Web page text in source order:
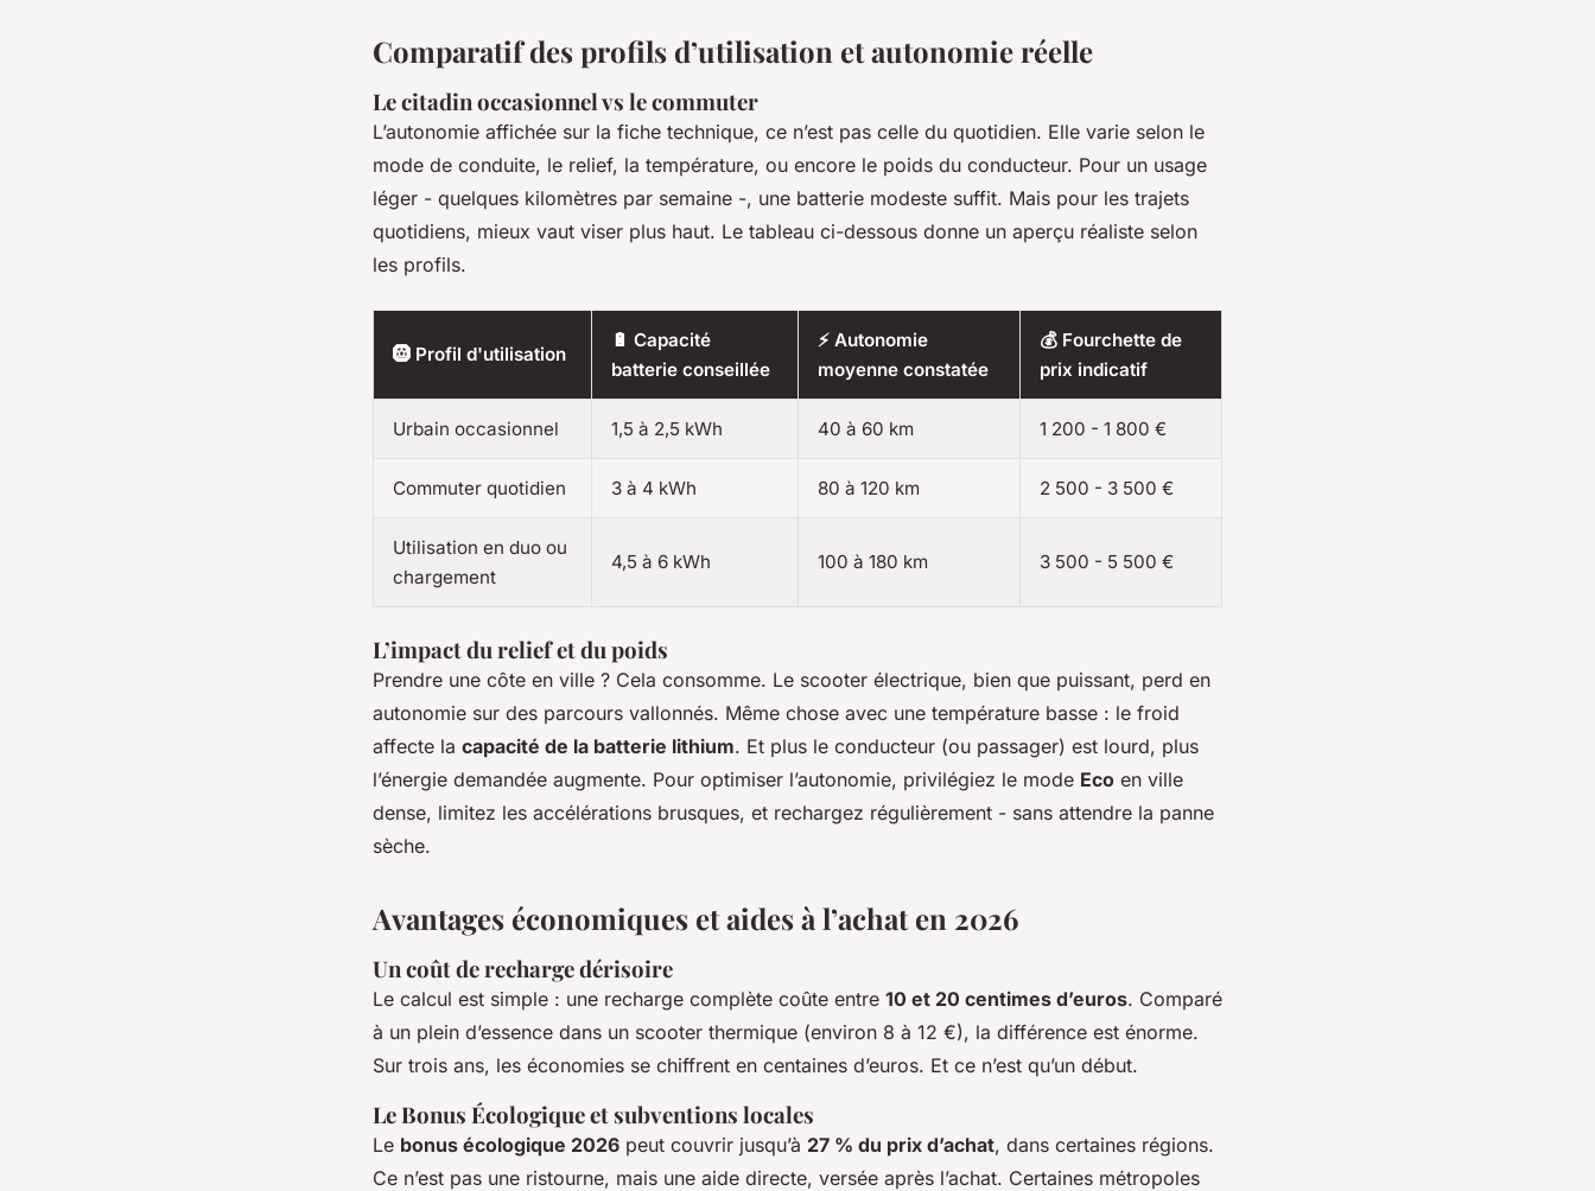
Comparatif des profils d’utilisation et autonomie réelle
Le citadin occasionnel vs le commuter
L’autonomie affichée sur la fiche technique, ce n’est pas celle du quotidien. Elle varie selon le
mode de conduite, le relief, la température, ou encore le poids du conducteur. Pour un usage
léger - quelques kilomètres par semaine -, une batterie modeste suffit. Mais pour les trajets
quotidiens, mieux vaut viser plus haut. Le tableau ci-dessous donne un aperçu réaliste selon
les profils.
🛞 Profil d'utilisation
🔋 Capacité
batterie conseillée
⚡ Autonomie
moyenne constatée
💰 Fourchette de
prix indicatif
Urbain occasionnel 1,5 à 2,5 kWh 40 à 60 km 1 200 - 1 800 €
Commuter quotidien 3 à 4 kWh 80 à 120 km 2 500 - 3 500 €
Utilisation en duo ou
chargement
4,5 à 6 kWh 100 à 180 km 3 500 - 5 500 €
L’impact du relief et du poids
Prendre une côte en ville ? Cela consomme. Le scooter électrique, bien que puissant, perd en
autonomie sur des parcours vallonnés. Même chose avec une température basse : le froid
affecte la capacité de la batterie lithium. Et plus le conducteur (ou passager) est lourd, plus
l’énergie demandée augmente. Pour optimiser l’autonomie, privilégiez le mode Eco en ville
dense, limitez les accélérations brusques, et rechargez régulièrement - sans attendre la panne
sèche.
Avantages économiques et aides à l’achat en 2026
Un coût de recharge dérisoire
Le calcul est simple : une recharge complète coûte entre 10 et 20 centimes d’euros. Comparé
à un plein d’essence dans un scooter thermique (environ 8 à 12 €), la différence est énorme.
Sur trois ans, les économies se chiffrent en centaines d’euros. Et ce n’est qu’un début.
Le Bonus Écologique et subventions locales
Le bonus écologique 2026 peut couvrir jusqu’à 27 % du prix d’achat, dans certaines régions.
Ce n’est pas une ristourne, mais une aide directe, versée après l’achat. Certaines métropoles